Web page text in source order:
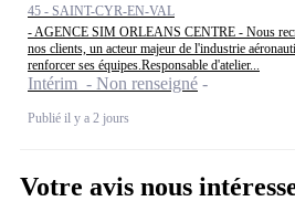
45 - SAINT-CYR-EN-VAL
- AGENCE SIM ORLEANS CENTRE - Nous
nos clients, un acteur majeur de l'industrie
renforcer ses équipes.Responsable d'atelier...
Intérim - Non renseigné
Publié il y a 2 jours
Votre avis nous